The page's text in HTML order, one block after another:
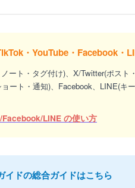
・YouTube・Facebook・
ート・タグ付け)、X/Twitter(ポス
ート・通知)、Facebook、LINE(
LINE の使い方
ドの総合ガイドはこちら